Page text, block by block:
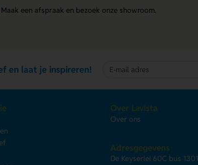
Maak een afspraak en bezoek onze showroom.
en laat je inspireren!
Over Lavista
Over ons
Adresgegevens
De Keyserlei 60C bus 1301